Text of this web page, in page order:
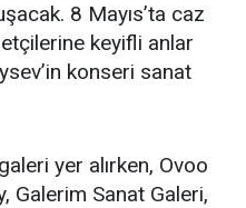
8 Mayıs’ta caz
keyifli anlar
konseri sanat
yer alırken, Ovoo
Galerim Sanat Galeri,